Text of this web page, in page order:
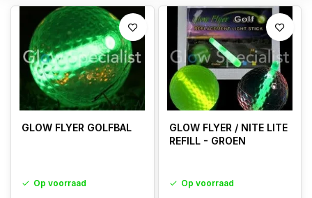
GLOW FLYER GOLFBAL
Op voorraad
GLOW FLYER / NITE LITE
REFILL - GROEN
Op voorraad